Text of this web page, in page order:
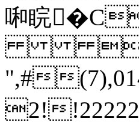
啝睆
",#
2!